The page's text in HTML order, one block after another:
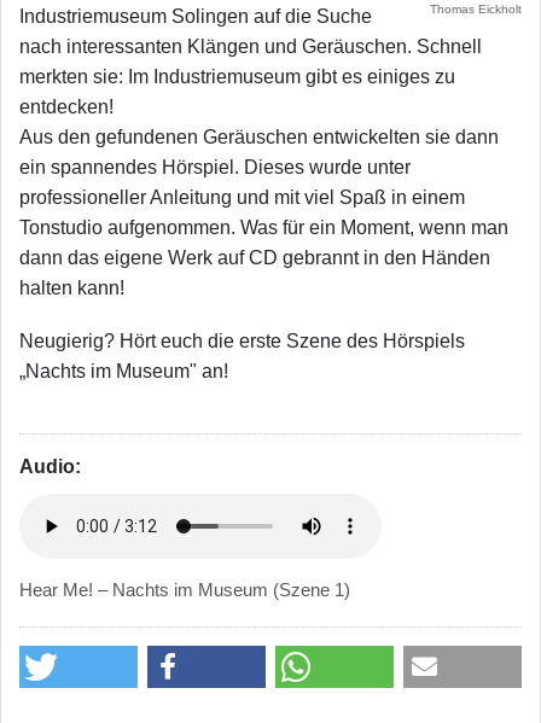
Thomas Eickholt
Industriemuseum Solingen auf die Suche
nach interessanten Klängen und Geräuschen. Schnell
merkten sie: Im Industriemuseum gibt es einiges zu
entdecken!
Aus den gefundenen Geräuschen entwickelten sie dann
ein spannendes Hörspiel. Dieses wurde unter
professioneller Anleitung und mit viel Spaß in einem
Tonstudio aufgenommen. Was für ein Moment, wenn man
dann das eigene Werk auf CD gebrannt in den Händen
halten kann!
Neugierig? Hört euch die erste Szene des Hörspiels
„Nachts im Museum" an!
Audio:
Hear Me! – Nachts im Museum (Szene 1)